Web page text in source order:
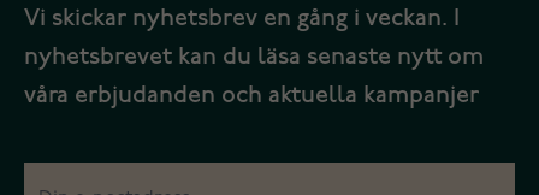
Vi skickar nyhetsbrev en gång i veckan. I
nyhetsbrevet kan du läsa senaste nytt om
våra erbjudanden och aktuella kampanjer